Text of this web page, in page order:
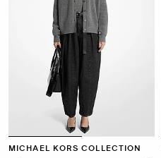
MICHAEL KORS COLLECTION